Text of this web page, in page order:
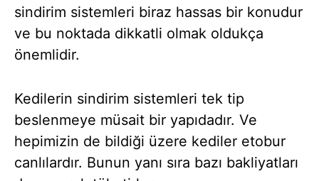
sindirim sistemleri biraz hassas bir konudur
ve bu noktada dikkatli olmak oldukça
önemlidir.
Kedilerin sindirim sistemleri tek tip
beslenmeye müsait bir yapıdadır. Ve
hepimizin de bildiği üzere kediler etobur
canlılardır. Bunun yanı sıra bazı bakliyatları